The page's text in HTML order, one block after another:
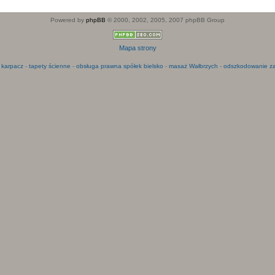
Powered by phpBB © 2000, 2002, 2005, 2007 phpBB Group
Mapa strony
- tapety ścienne - obsługa prawna spółek bielsko - masaż Wałbrzych - odszkodowanie